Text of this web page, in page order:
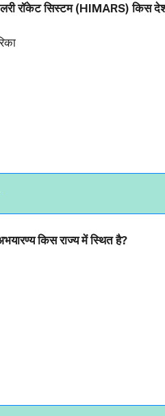
रॉकेट सिस्टम (HIMARS) किस देश
किस राज्य में स्थित है?